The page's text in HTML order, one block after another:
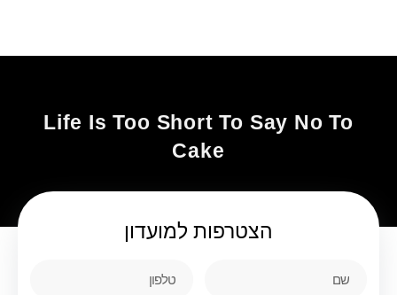
Life Is Too Short To Say No To
Cake
הצטרפות למועדון